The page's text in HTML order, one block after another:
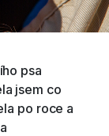
psa
jsem co
po roce a